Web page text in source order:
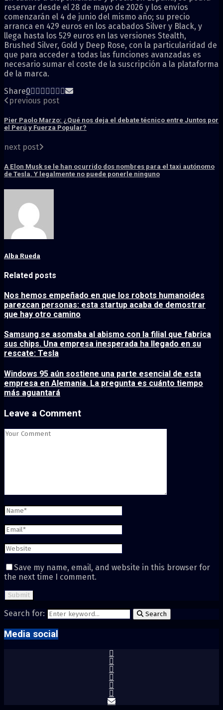
reservar desde el 28 de mayo de 2026 y los envíos
comenzarán el 4 de junio del mismo año; su precio
arranca en 429 euros en los acabados Silver y Black, y
llega hasta los 529 euros en las versiones Stealth,
Brushed Silver, Gold y Deep Rose, con la particularidad de
que para acceder a todas las funciones avanzadas es
necesario sumar el coste de la suscripción a la plataforma
de la marca.
Share0
previous post
Pier Paolo Marzo: ¿Qué nos deja el debate técnico entre Juntos por
el Perú y Fuerza Popular?
next post
A Elon Musk se le han ocurrido dos nombres para el taxi autónomo
de Tesla. Y legalmente no puede ponerle ninguno
Alba Rueda
Related posts
Nos hemos empeñado en que los robots humanoides
parezcan personas: esta startup acaba de demostrar
que hay otro camino
Samsung se asomaba al abismo con la filial que fabrica
sus chips. Una empresa inesperada ha llegado en su
rescate: Tesla
Windows 95 aún sostiene una parte esencial de esta
empresa en Alemania. La pregunta es cuánto tiempo
más aguantará
Leave a Comment
Save my name, email, and website in this browser for
the next time I comment.
Search for: Search
Media social